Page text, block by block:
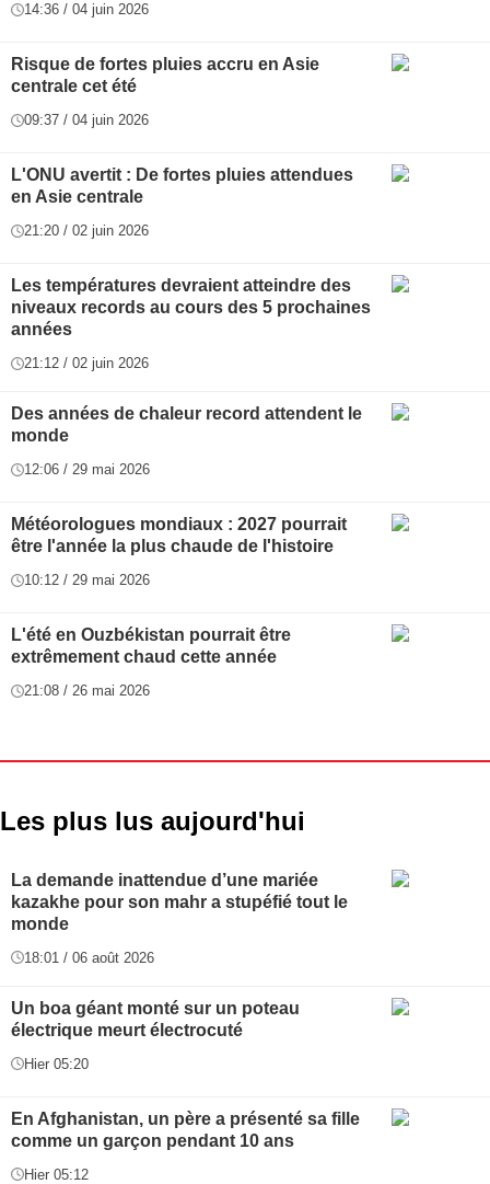
14:36 / 04 juin 2026
Risque de fortes pluies accru en Asie
centrale cet été
09:37 / 04 juin 2026
L'ONU avertit : De fortes pluies attendues
en Asie centrale
21:20 / 02 juin 2026
Les températures devraient atteindre des
niveaux records au cours des 5 prochaines
années
21:12 / 02 juin 2026
Des années de chaleur record attendent le
monde
12:06 / 29 mai 2026
Météorologues mondiaux : 2027 pourrait
être l'année la plus chaude de l'histoire
10:12 / 29 mai 2026
L'été en Ouzbékistan pourrait être
extrêmement chaud cette année
21:08 / 26 mai 2026
Les plus lus aujourd'hui
La demande inattendue d’une mariée
kazakhe pour son mahr a stupéfié tout le
monde
18:01 / 06 août 2026
Un boa géant monté sur un poteau
électrique meurt électrocuté
Hier 05:20
En Afghanistan, un père a présenté sa fille
comme un garçon pendant 10 ans
Hier 05:12